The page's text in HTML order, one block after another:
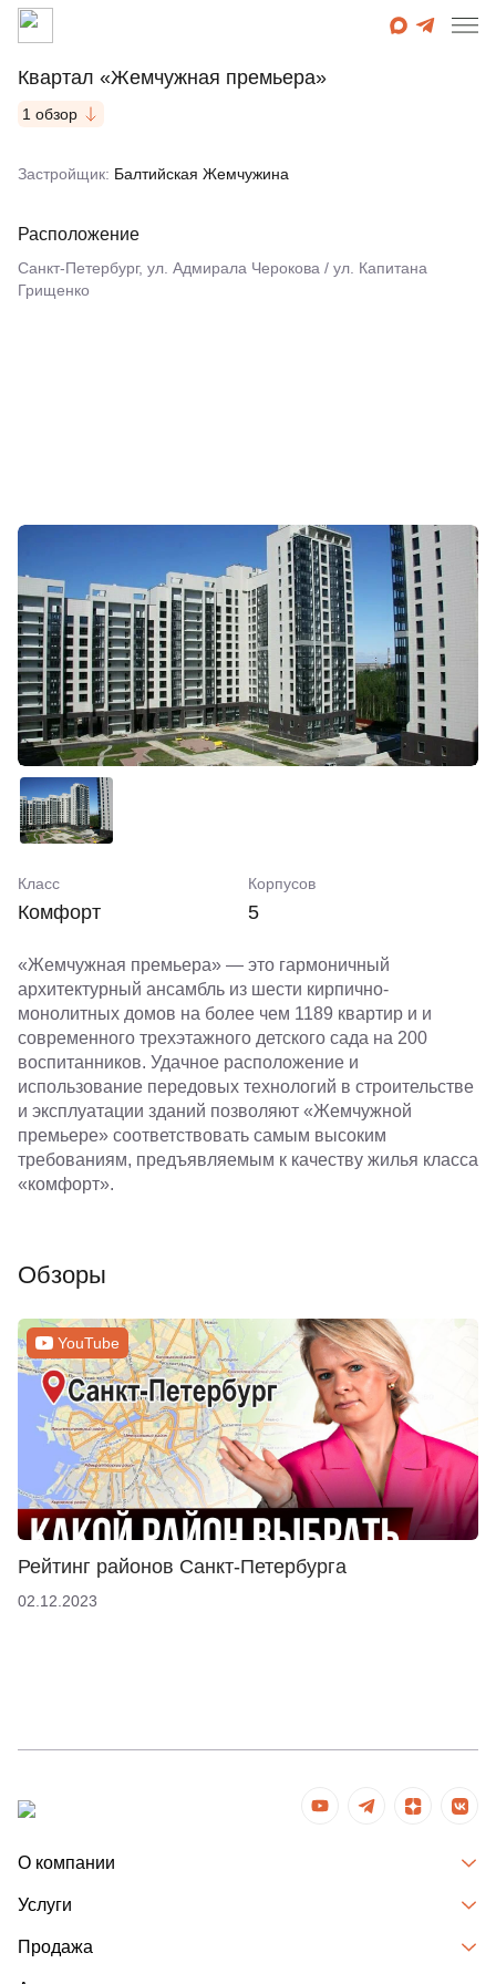
Квартал «Жемчужная премьера»
1 обзор
Застройщик: Балтийская Жемчужина
Расположение
Санкт-Петербург, ул. Адмирала Черокова / ул. Капитана
Грищенко
Класс
Комфорт
Корпусов
5
«Жемчужная премьера» — это гармоничный
архитектурный ансамбль из шести кирпично-
монолитных домов на более чем 1189 квартир и и
современного трехэтажного детского сада на 200
воспитанников. Удачное расположение и
использование передовых технологий в строительстве
и эксплуатации зданий позволяют «Жемчужной
премьере» соответствовать самым высоким
требованиям, предъявляемым к качеству жилья класса
«комфорт».
Обзоры
YouTube
Рейтинг районов Санкт-Петербурга
02.12.2023
О компании
Услуги
Продажа